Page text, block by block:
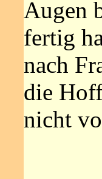
Augen
fertig
nach
die
nicht